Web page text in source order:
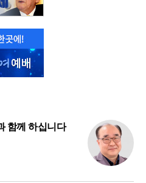
함께 하십니다